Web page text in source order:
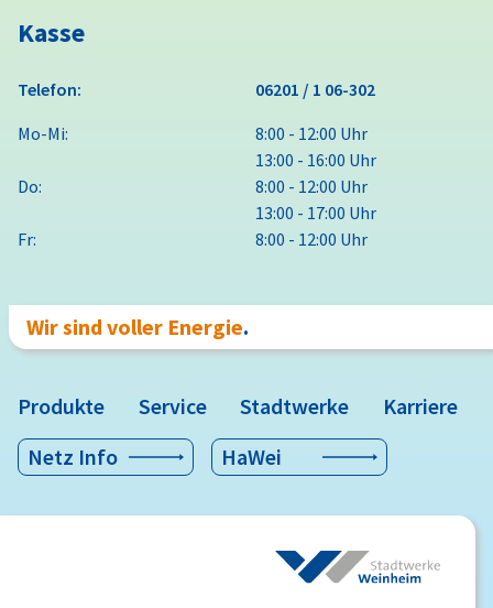
Kasse
Telefon:
06201 / 1 06-302
Mo-Mi:
8:00 - 12:00 Uhr
13:00 - 16:00 Uhr
Do:
8:00 - 12:00 Uhr
13:00 - 17:00 Uhr
Fr:
8:00 - 12:00 Uhr
Wir sind voller Energie.
Produkte Service Stadtwerke
Karriere
Netz Info
HaWei